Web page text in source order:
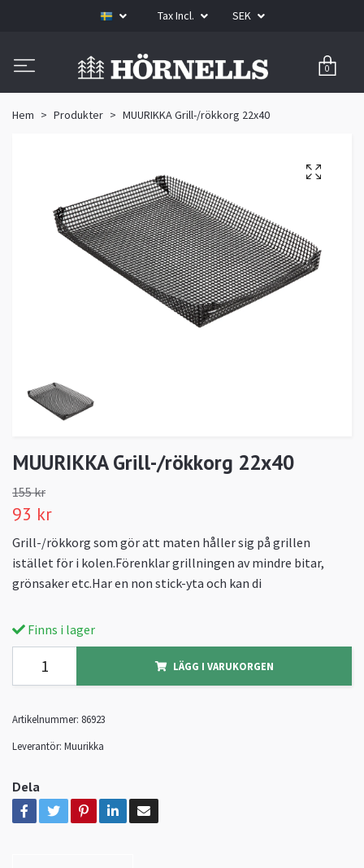
Tax Incl. SEK
0
Hem Produkter MUURIKKA Grill-/rökkorg 22x40
MUURIKKA Grill-/rökkorg 22x40
155 kr
93 kr
Grill-/rökkorg som gör att maten håller sig på grillen
istället för i kolen.Förenklar grillningen av mindre bitar,
grönsaker etc.Har en non stick-yta och kan di
Finns i lager
LÄGG I VARUKORGEN
Artikelnummer: 86923
Leverantör: Muurikka
Dela